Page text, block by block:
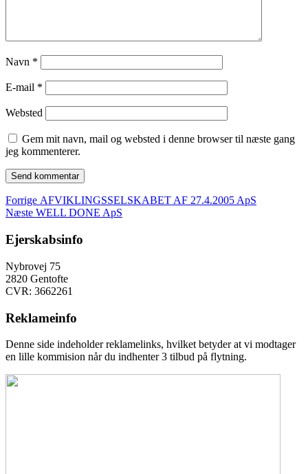
Navn *
E-mail *
Websted
Gem mit navn, mail og websted i denne browser til næste gang
jeg kommenterer.
Indlægsnavigation
Forrige Forrige
indlæg:
AFVIKLINGSSELSKABET AF 27.4.2005 ApS
Næste Næste
WELL DONE ApS
Ejerskabsinfo
Nybrovej 75
2820 Gentofte
CVR: 3662261
Reklameinfo
Denne side indeholder reklamelinks, hvilket betyder at vi modtager
en lille kommision når du indhenter 3 tilbud på flytning.